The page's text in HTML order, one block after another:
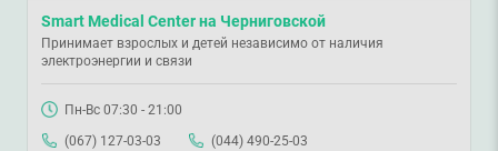
Smart Medical Center на Черниговской
Принимает взрослых и детей независимо от наличия
электроэнергии и связи
Пн-Вс 07:30 - 21:00
(067) 127-03-03
(044) 490-25-03